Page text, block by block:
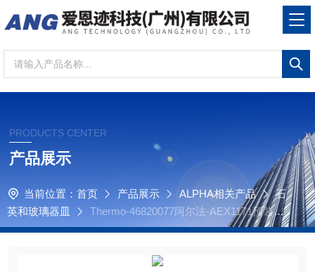
PRODUCTS CENTER
产品展示
当前位置： 首页 产品展示 ALPHA相关产品
石
英和玻璃器皿
Thermo-46820077阿尔法-AEX1171预装还
原反应釜（氩气密封）